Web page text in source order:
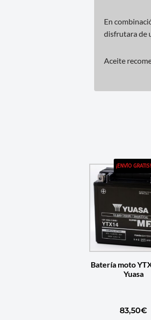
En
disfrutara de
Aceite
¡ENVÍO GRATIS!
Batería moto
Yuasa
83,50€